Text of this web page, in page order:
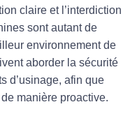
claire et l’interdiction
sont autant de
environnement de
aborder la sécurité
d’usinage, afin que
manière proactive.